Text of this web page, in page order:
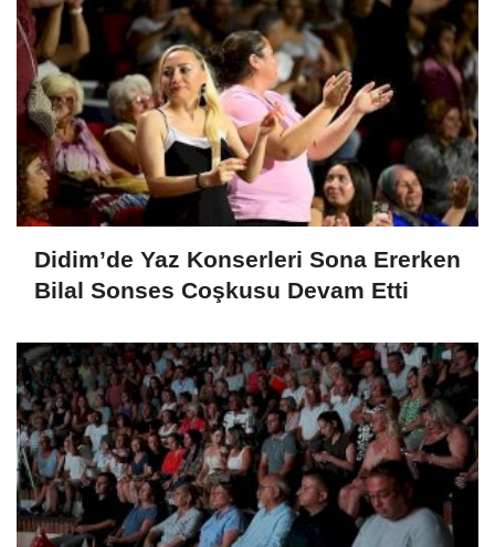
Didim’de Yaz Konserleri Sona Ererken
Bilal Sonses Coşkusu Devam Etti